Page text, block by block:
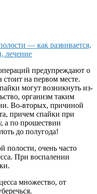
— как развивается,
лечение
предупреждают о
на первом месте.
могут возникнуть из-
организм таким
Во-вторых, причиной
причем спайки при
а по прошествии
до полугода!
очень часто
При воспалении
множество, от